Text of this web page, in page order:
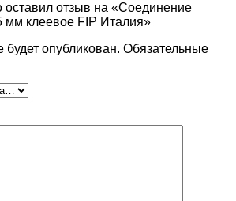
оставил отзыв на «Соединение
клеевое FIP Италия»
опубликован. Обязательные